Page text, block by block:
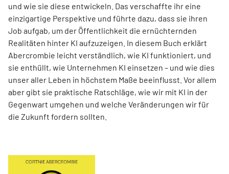
und wie sie diese entwickeln. Das verschaffte ihr eine
einzigartige Perspektive und führte dazu, dass sie ihren
Job aufgab, um der Öffentlichkeit die ernüchternden
Realitäten hinter KI aufzuzeigen. In diesem Buch erklärt
Abercrombie leicht verständlich, wie KI funktioniert, und
sie enthüllt, wie Unternehmen KI einsetzen – und wie dies
unser aller Leben in höchstem Maße beeinflusst. Vor allem
aber gibt sie praktische Ratschläge, wie wir mit KI in der
Gegenwart umgehen und welche Veränderungen wir für
die Zukunft fordern sollten.